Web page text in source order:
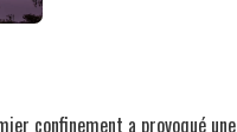
confinement a provoqué une